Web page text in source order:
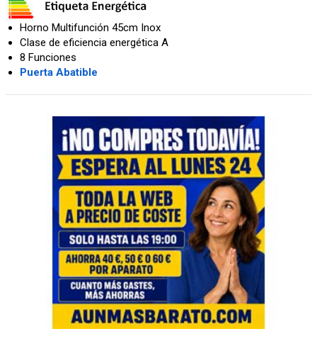
Horno Multifunción 45cm Inox
Clase de eficiencia energética A
8 Funciones
Puerta Abatible